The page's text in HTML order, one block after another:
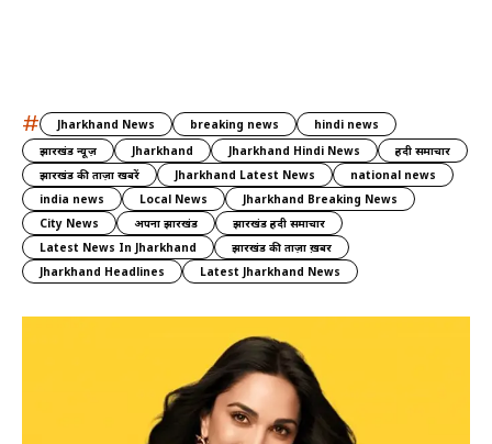
# Jharkhand News breaking news
hindi news
झारखंड न्यूज़
Jharkhand Jharkhand Hindi News
हिंदी समाचार
झारखंड की ताज़ा खबरें
Jharkhand Latest News
national news
india news
Local News
Jharkhand Breaking News
City News
अपना झारखंड
झारखंड हिंदी समाचार
Latest News In Jharkhand
झारखंड की ताज़ा ख़बर
Jharkhand Headlines
Latest Jharkhand News